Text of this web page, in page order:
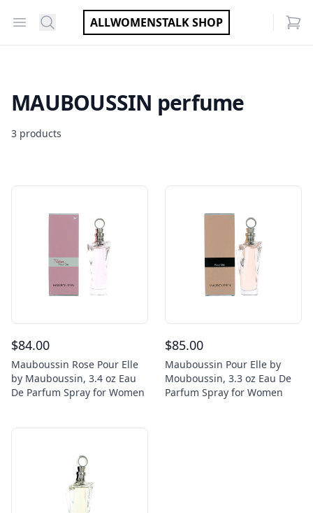
Open menu
Search ALLWOMENSTALK SHOP
MAUBOUSSIN perfume
3 products
Products
$84.00
Mauboussin Rose Pour Elle
by Mauboussin, 3.4 oz Eau
De Parfum Spray for Women
$85.00
Mauboussin Pour Elle by
Mouboussin, 3.3 oz Eau De
Parfum Spray for Women